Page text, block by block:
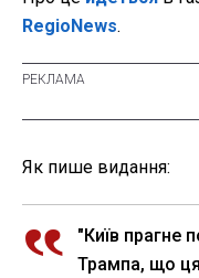
RegioNews.
Як пише видання:
"Київ прагне
Трампа, що